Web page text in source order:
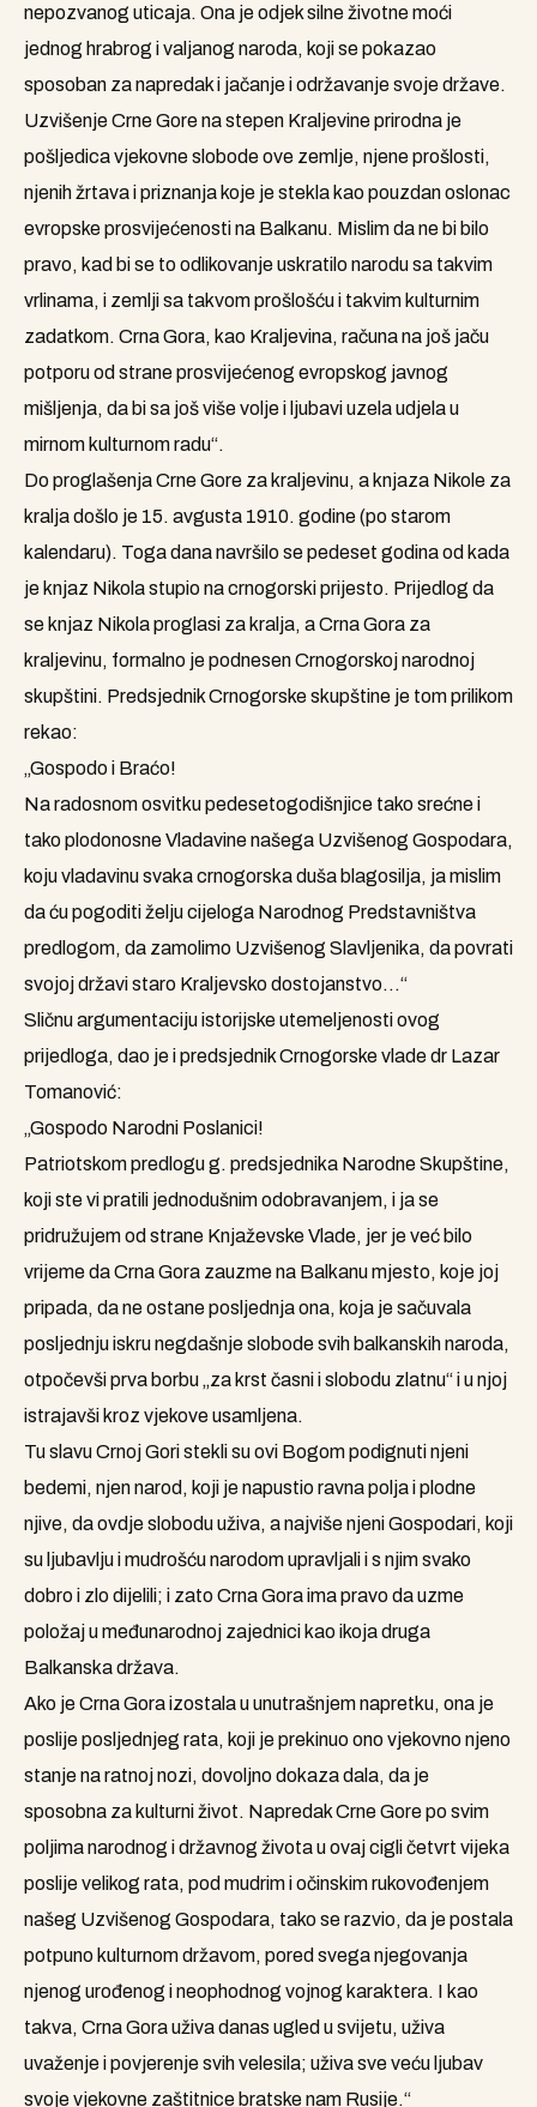
nepozvanog uticaja. Ona je odjek silne životne moći
jednog hrabrog i valjanog naroda, koji se pokazao
sposoban za napredak i jačanje i održavanje svoje države.
Uzvišenje Crne Gore na stepen Kraljevine prirodna je
pošljedica vjekovne slobode ove zemlje, njene prošlosti,
njenih žrtava i priznanja koje je stekla kao pouzdan oslonac
evropske prosvijećenosti na Balkanu. Mislim da ne bi bilo
pravo, kad bi se to odlikovanje uskratilo narodu sa takvim
vrlinama, i zemlji sa takvom prošlošću i takvim kulturnim
zadatkom. Crna Gora, kao Kraljevina, računa na još jaču
potporu od strane prosvijećenog evropskog javnog
mišljenja, da bi sa još više volje i ljubavi uzela udjela u
mirnom kulturnom radu“.
Do proglašenja Crne Gore za kraljevinu, a knjaza Nikole za
kralja došlo je 15. avgusta 1910. godine (po starom
kalendaru). Toga dana navršilo se pedeset godina od kada
je knjaz Nikola stupio na crnogorski prijesto. Prijedlog da
se knjaz Nikola proglasi za kralja, a Crna Gora za
kraljevinu, formalno je podnesen Crnogorskoj narodnoj
skupštini. Predsjednik Crnogorske skupštine je tom prilikom
rekao:
„Gospodo i Braćo!
Na radosnom osvitku pedesetogodišnjice tako srećne i
tako plodonosne Vladavine našega Uzvišenog Gospodara,
koju vladavinu svaka crnogorska duša blagosilja, ja mislim
da ću pogoditi želju cijeloga Narodnog Predstavništva
predlogom, da zamolimo Uzvišenog Slavljenika, da povrati
svojoj državi staro Kraljevsko dostojanstvo…“
Sličnu argumentaciju istorijske utemeljenosti ovog
prijedloga, dao je i predsjednik Crnogorske vlade dr Lazar
Tomanović:
„Gospodo Narodni Poslanici!
Patriotskom predlogu g. predsjednika Narodne Skupštine,
koji ste vi pratili jednodušnim odobravanjem, i ja se
pridružujem od strane Knjaževske Vlade, jer je već bilo
vrijeme da Crna Gora zauzme na Balkanu mjesto, koje joj
pripada, da ne ostane posljednja ona, koja je sačuvala
posljednju iskru negdašnje slobode svih balkanskih naroda,
otpočevši prva borbu „za krst časni i slobodu zlatnu“ i u njoj
istrajavši kroz vjekove usamljena.
Tu slavu Crnoj Gori stekli su ovi Bogom podignuti njeni
bedemi, njen narod, koji je napustio ravna polja i plodne
njive, da ovdje slobodu uživa, a najviše njeni Gospodari, koji
su ljubavlju i mudrošću narodom upravljali i s njim svako
dobro i zlo dijelili; i zato Crna Gora ima pravo da uzme
položaj u međunarodnoj zajednici kao ikoja druga
Balkanska država.
Ako je Crna Gora izostala u unutrašnjem napretku, ona je
poslije posljednjeg rata, koji je prekinuo ono vjekovno njeno
stanje na ratnoj nozi, dovoljno dokaza dala, da je
sposobna za kulturni život. Napredak Crne Gore po svim
poljima narodnog i državnog života u ovaj cigli četvrt vijeka
poslije velikog rata, pod mudrim i očinskim rukovođenjem
našeg Uzvišenog Gospodara, tako se razvio, da je postala
potpuno kulturnom državom, pored svega njegovanja
njenog urođenog i neophodnog vojnog karaktera. I kao
takva, Crna Gora uživa danas ugled u svijetu, uživa
uvaženje i povjerenje svih velesila; uživa sve veću ljubav
svoje vjekovne zaštitnice bratske nam Rusije.“